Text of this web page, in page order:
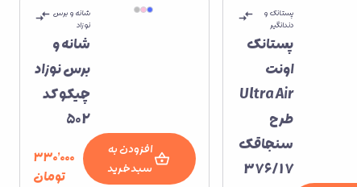
پستانک و
دندانگیر
پستانک
اونت
Ultra Air
طرح
سنجاقک
376/17
شانه و برس
نوزاد
شانه و
برس نوزاد
چیکو کد
502
افزودن به
سبدخرید
۳۳۰٬۰۰۰
تومان